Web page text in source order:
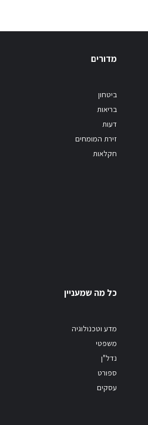
מדורים
ביטחון
בריאות
דעות
זירת המומחים
חקלאות
כל מה שמעניין
מדע וטכנולוגיה
משפטי
נדל"ן
ספורט
עסקים